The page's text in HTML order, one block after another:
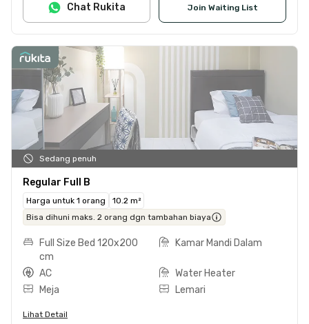
Join Waiting List
Chat Rukita
Sedang penuh
Regular Full B
Harga untuk 1 orang
10.2 m²
Bisa dihuni maks. 2 orang dgn tambahan biaya
Full Size Bed 120x200
cm
Kamar Mandi Dalam
AC
Water Heater
Meja
Lemari
Lihat Detail